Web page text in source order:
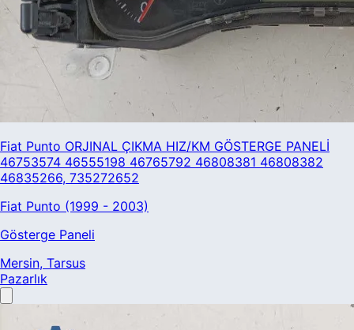
Fiat Punto ORJINAL ÇIKMA HIZ/KM GÖSTERGE PANELİ
46753574 46555198 46765792 46808381 46808382
46835266, 735272652
Fiat Punto (1999 - 2003)
Gösterge Paneli
Mersin, Tarsus
Pazarlık